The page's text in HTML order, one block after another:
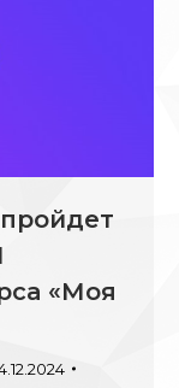
«Моя